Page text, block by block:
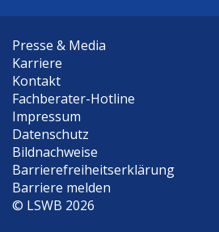
Presse & Media
Karriere
Kontakt
Fachberater-Hotline
Impressum
Datenschutz
Bildnachweise
Barrierefreiheitserklärung
Barriere melden
© LSWB 2026